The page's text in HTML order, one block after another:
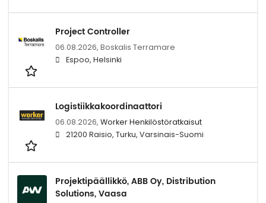
Project Controller
06.08.2026, Boskalis Terramare
Espoo, Helsinki
Logistiikkakoordinaattori
06.08.2026, Worker Henkilöstöratkaisut
21200 Raisio, Turku, Varsinais-Suomi
Projektipäällikkö, ABB Oy, Distribution
Solutions, Vaasa